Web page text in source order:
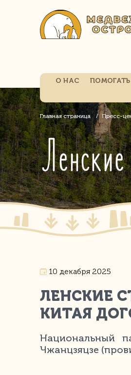
О НАС ПОМОГАТЬ
Главная страница Пресс-
10 декабря 2025
ЛЕНСКИЕ
КИТАЯ
Национальный
Чжанцзяцзе